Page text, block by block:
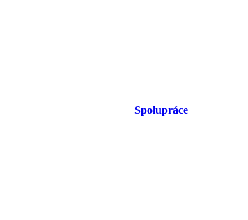
Spolupráce